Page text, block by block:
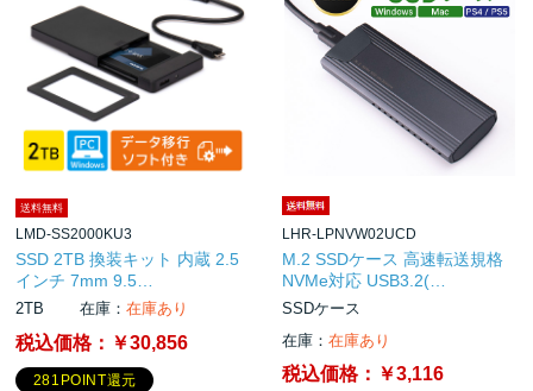
送料無料
LMD-SS2000KU3
SSD 2TB 換装キット 内蔵 2.5
インチ 7mm 9.5…
2TB 在庫：在庫あり
税込価格： ￥30,856
281POINT還元
LHR-LPNVW02UCD
M.2 SSDケース 高速転送規格
NVMe対応 USB3.2(…
SSDケース
在庫：在庫あり
税込価格： ￥3,116